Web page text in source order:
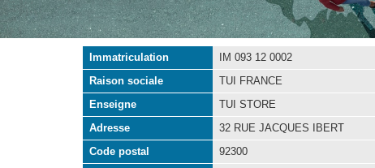
Immatriculation
IM 093 12 0002
Raison sociale
TUI FRANCE
Enseigne
TUI STORE
Adresse
32 RUE JACQUES IBERT
Code postal
92300